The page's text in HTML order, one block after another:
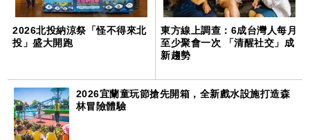
2026北投納涼祭「怪不得來北
投」盛大開跑
東方線上調查：6成台灣人每月
至少聚會一次 「清醒社交」成
新趨勢
2026宜蘭童玩節搶先開箱，全新戲水設施打造森
林冒險體驗